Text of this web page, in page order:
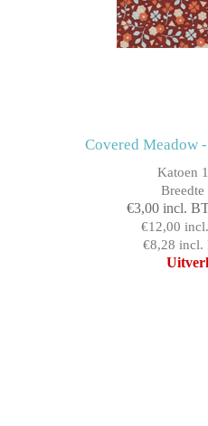
Covered Meadow
Katoen
Breedte
€3,00 incl.
€12,00
€8,28 incl.